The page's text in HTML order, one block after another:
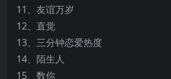
11、友谊万岁
12、直觉
13、三分钟恋爱热度
14、陌生人
15、数你